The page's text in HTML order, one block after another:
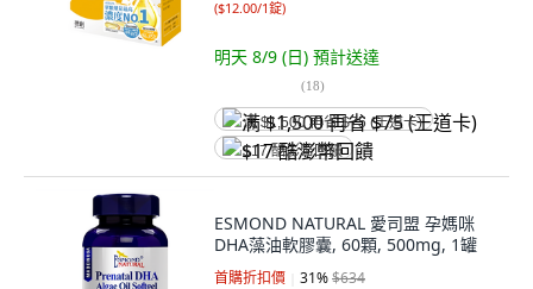
($12.00/1錠)
明天 8/9 (日) 預計送達
(18)
满 $1,500 再省 $75 (王道卡)
$17 酷澎幣回饋
ESMOND NATURAL 愛司盟 孕媽咪
DHA藻油軟膠囊, 60顆, 500mg, 1罐
首購折扣價 31%$634